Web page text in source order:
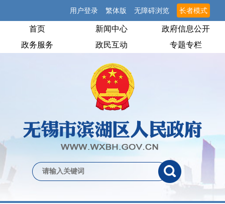
用户登录 繁体版 无障碍浏览 长者模式
首页 新闻中心
政府信息公开
政务服务
政民互动 专题专栏